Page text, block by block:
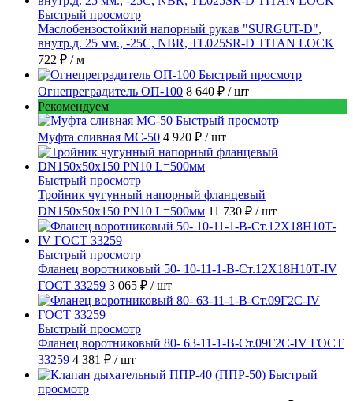
Быстрый просмотр
Маслобензостойкий напорный рукав "SURGUT-D",
внутр.д. 25 мм., -25C, NBR, TL025SR-D TITAN LOCK
722 ₽ / м
Быстрый просмотр
Огнепреградитель ОП-100 8 640 ₽ / шт
Рекомендуем
Быстрый просмотр
Муфта сливная МС-50 4 920 ₽ / шт
Быстрый просмотр
Тройник чугунный напорный фланцевый
DN150х50х150 PN10 L=500мм 11 730 ₽ / шт
Быстрый просмотр
Фланец воротниковый 50- 10-11-1-B-Ст.12Х18Н10Т-IV
ГОСТ 33259 3 065 ₽ / шт
Быстрый просмотр
Фланец воротниковый 80- 63-11-1-B-Ст.09Г2С-IV ГОСТ
33259 4 381 ₽ / шт
Быстрый
просмотр